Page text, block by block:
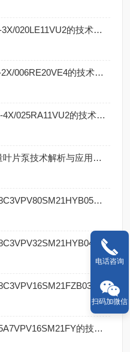
德国力士乐内齿轮泵PGH4-3X/020LE11VU2的技术特点
德国力士乐内齿轮泵PGP2-2X/006RE20VE4的技术特点
德国力士乐内齿轮泵PGM4-4X/025RA11VU2的技术支持
力士乐 0513 系列 VPV 变量叶片泵技术解析与应用说明
力士乐液压叶片泵 0513R18C3VPV80SM21HYB05的技术解析
力士乐液压叶片泵 0513R18C3VPV32SM21HYB04 P1的优势
力士乐液压叶片泵 0513R18C3VPV16SM21FZB03的核心技术
力士乐液压叶片泵 0513R15A7VPV16SM21FY的技术详解
电话咨询
扫码加微信